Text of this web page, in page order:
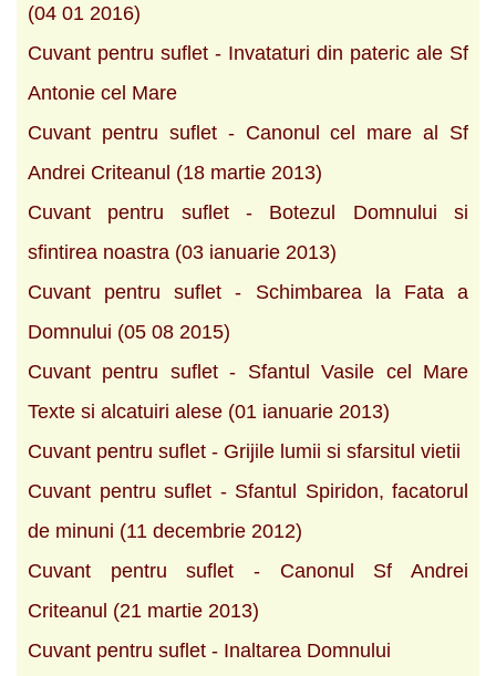
(04 01 2016)
Cuvant pentru suflet - Invataturi din pateric ale Sf
Antonie cel Mare
Cuvant pentru suflet - Canonul cel mare al Sf
Andrei Criteanul (18 martie 2013)
Cuvant pentru suflet - Botezul Domnului si
sfintirea noastra (03 ianuarie 2013)
Cuvant pentru suflet - Schimbarea la Fata a
Domnului (05 08 2015)
Cuvant pentru suflet - Sfantul Vasile cel Mare
Texte si alcatuiri alese (01 ianuarie 2013)
Cuvant pentru suflet - Grijile lumii si sfarsitul vietii
Cuvant pentru suflet - Sfantul Spiridon, facatorul
de minuni (11 decembrie 2012)
Cuvant pentru suflet - Canonul Sf Andrei
Criteanul (21 martie 2013)
Cuvant pentru suflet - Inaltarea Domnului